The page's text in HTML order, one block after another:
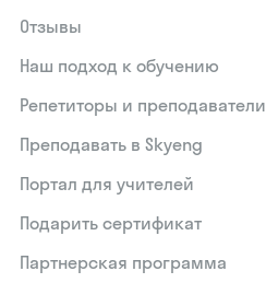
Отзывы
Наш подход к обучению
Репетиторы и преподаватели
Преподавать в Skyeng
Портал для учителей
Подарить сертификат
Партнерская программа